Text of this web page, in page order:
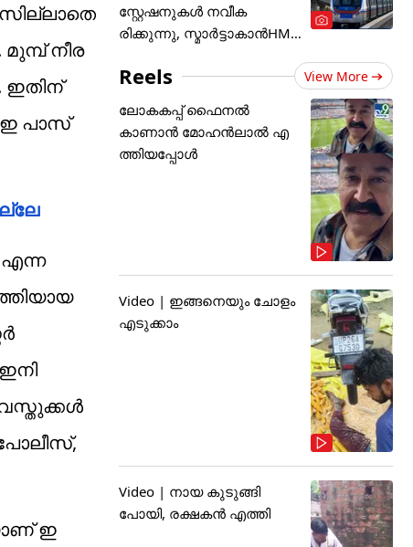
നീര​
ഇതിന്
ഇ പാസ്
എന്ന
വസ്തുക്കൾ
ഇ
സ്റ്റേഷനുകൾ നവീക
രിക്കുന്നു, സ്മാർട്ടാകാൻHMR
Reels View More
ലോകകപ്പ് ഫൈനൽ
കാണാൻ മോഹൻലാൽ എ
ത്തിയപ്പോൾ
Video | ഇങ്ങനെയും ചോളം
എടുക്കാം
Video | നായ കുടുങ്ങി
പോയി, രക്ഷകൻ എത്തി